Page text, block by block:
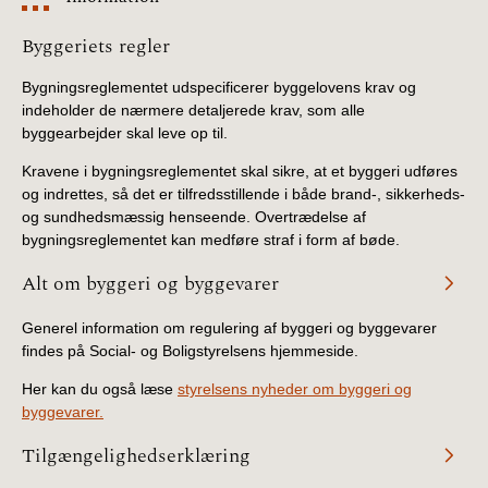
Information
Byggeriets regler
Bygningsreglementet udspecificerer byggelovens krav og
indeholder de nærmere detaljerede krav, som alle
byggearbejder skal leve op til.
Kravene i bygningsreglementet skal sikre, at et byggeri udføres
og indrettes, så det er tilfredsstillende i både brand-, sikkerheds-
og sundhedsmæssig henseende. Overtrædelse af
bygningsreglementet kan medføre straf i form af bøde.
Alt om byggeri og byggevarer
Generel information om regulering af byggeri og byggevarer
findes på Social- og Boligstyrelsens hjemmeside.
Her kan du også læse styrelsens nyheder om byggeri og
byggevarer.
Tilgængelighedserklæring